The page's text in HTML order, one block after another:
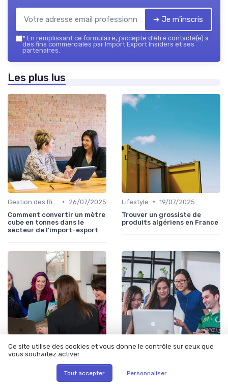
➔ Je m'inscris
* En remplissant ce formulaire, j’accepte d’être contacté(e) à
des fins commerciales par Import Export Insiders et ses
partenaires.
Les plus lus
•
26/07/2025
Comment convertir un mètre
cube en tonnes dans le
secteur de l'import-export
Lifestyle • 19/07/2025
Trouver un grossiste de
produits algériens en France
•
Comprendre le certificat
EUR.1 pour les douanes
Comprendre la livraison de
Ce site utilise des cookies et vous donne le contrôle sur ceux que
vous souhaitez activer
Tout accepter Personnaliser